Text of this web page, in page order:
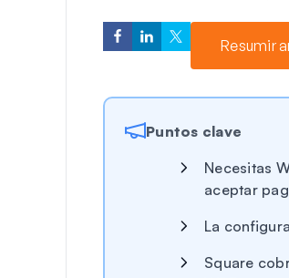
Resumir
Puntos clave
Necesitas
aceptar
La
Square